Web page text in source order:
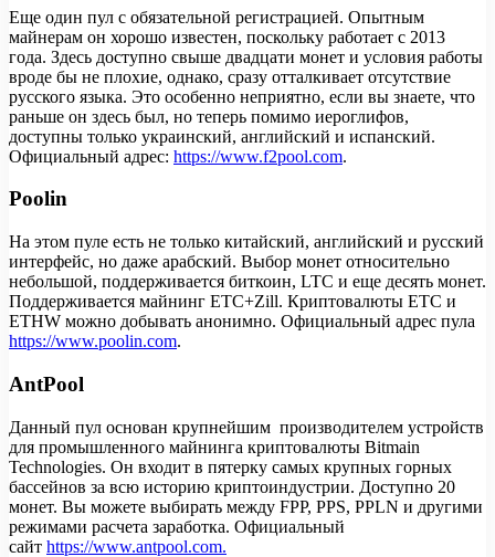
Еще один пул с обязательной регистрацией. Опытным
майнерам он хорошо известен, поскольку работает с 2013
года. Здесь доступно свыше двадцати монет и условия работы
вроде бы не плохие, однако, сразу отталкивает отсутствие
русского языка. Это особенно неприятно, если вы знаете, что
раньше он здесь был, но теперь помимо иероглифов,
доступны только украинский, английский и испанский.
Официальный адрес: https://www.f2pool.com.
Poolin
На этом пуле есть не только китайский, английский и русский
интерфейс, но даже арабский. Выбор монет относительно
небольшой, поддерживается биткоин, LTC и еще десять монет.
Поддерживается майнинг ETC+Zill. Криптовалюты ETC и
ETHW можно добывать анонимно. Официальный адрес пула
https://www.poolin.com.
AntPool
Данный пул основан крупнейшим производителем устройств
для промышленного майнинга криптовалюты Bitmain
Technologies. Он входит в пятерку самых крупных горных
бассейнов за всю историю криптоиндустрии. Доступно 20
монет. Вы можете выбирать между FPP, PPS, PPLN и другими
режимами расчета заработка. Официальный
сайт https://www.antpool.com.